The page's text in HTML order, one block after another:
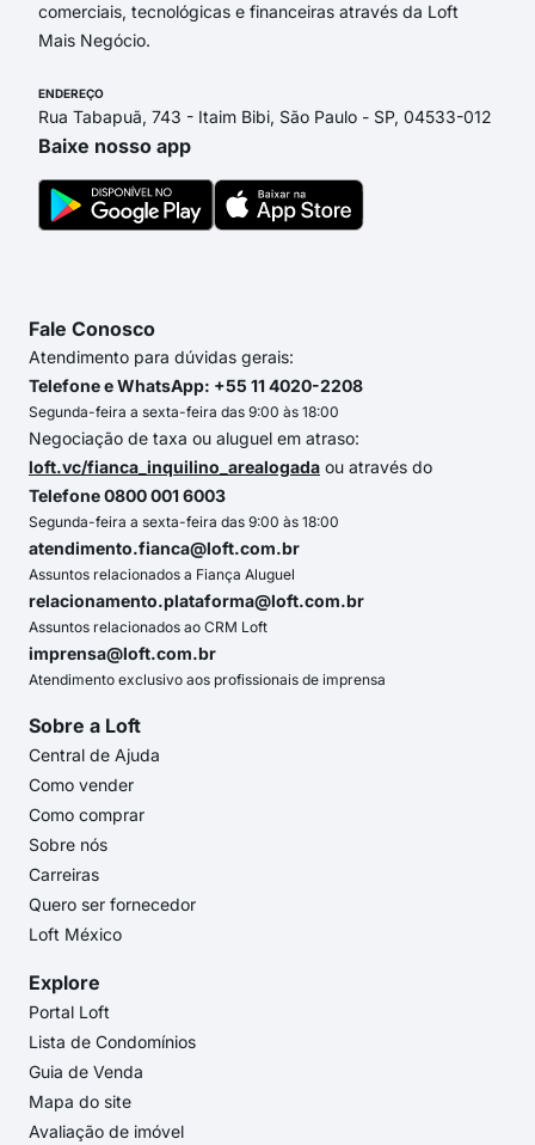
comerciais, tecnológicas e financeiras através da Loft
Mais Negócio.
ENDEREÇO
Rua Tabapuã, 743 - Itaim Bibi, São Paulo - SP, 04533-012
Baixe nosso app
Fale Conosco
Atendimento para dúvidas gerais:
Telefone e WhatsApp: +55 11 4020-2208
Segunda-feira a sexta-feira das 9:00 às 18:00
Negociação de taxa ou aluguel em atraso:
loft.vc/fianca_inquilino_arealogada ou através do
Telefone 0800 001 6003
Segunda-feira a sexta-feira das 9:00 às 18:00
atendimento.fianca@loft.com.br
Assuntos relacionados a Fiança Aluguel
relacionamento.plataforma@loft.com.br
Assuntos relacionados ao CRM Loft
imprensa@loft.com.br
Atendimento exclusivo aos profissionais de imprensa
Sobre a Loft
Central de Ajuda
Como vender
Como comprar
Sobre nós
Carreiras
Quero ser fornecedor
Loft México
Explore
Portal Loft
Lista de Condomínios
Guia de Venda
Mapa do site
Avaliação de imóvel